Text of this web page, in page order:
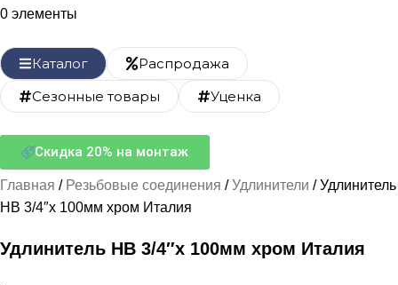
0 элементы
Каталог
Распродажа
Сезонные товары
Уценка
Скидка 20% на монтаж
Главная Резьбовые соединения Удлинители
Удлинитель
НВ 3/4″х 100мм хром Италия
Удлинитель НВ 3/4″х 100мм хром Италия